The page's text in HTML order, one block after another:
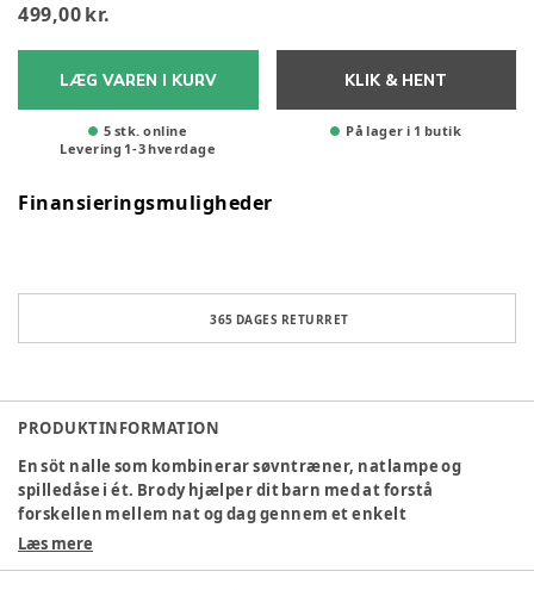
499,00 kr.
LÆG VAREN I KURV
5 stk. online
Levering 1-3hverdage
KLIK & HENT
På lager i 1 butik
Finansieringsmuligheder
365 DAGES RETURRET
PRODUKTINFORMATION
En söt nalle som kombinerar søvntræner, natlampe og
spilledåse i ét. Brody hjælper dit barn med at forstå
forskellen mellem nat og dag gennem et enkelt
farvesystem, spiller beroligende vuggeviser og giver et trygt
Læs mere